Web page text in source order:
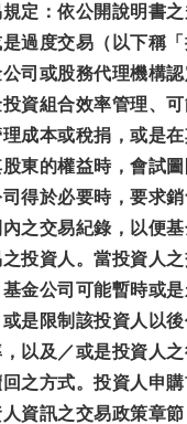
定：依公開說明書
過度交易（以下稱
司或股務代理機構
資組合效率管理、
成本或稅捐，或是在
東的權益時，會試
得於必要時，要求
之交易紀錄，以便
投資人。當投資人
金公司可能暫時或
是限制該投資人以
以及／或是投資人
之方式。投資人申
資訊之交易政策章